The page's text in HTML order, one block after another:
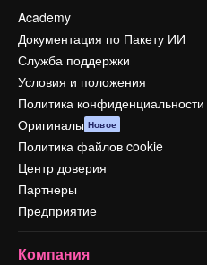
Academy
Документация по Пакету ИИ
Служба поддержки
Условия и положения
Политика конфиденциальности
Оригиналы Новое
Политика файлов cookie
Центр доверия
Партнеры
Предприятие
Компания